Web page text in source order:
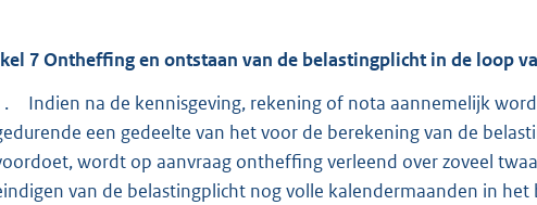
7Ontheffing en ontstaan van de belastingplicht in de loop
Indien na de kennisgeving, rekening of nota aannemelijk
een gedeelte van het voor de berekening van de
wordt op aanvraag ontheffing verleend over zoveel
van de belastingplicht nog volle kalendermaanden in